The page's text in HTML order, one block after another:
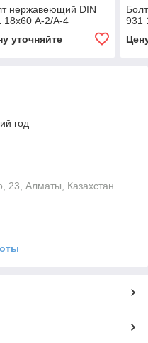
нержавеющий DIN
18х60 A-2/A-4
уточняйте
931
год
23, Алматы, Казахстан